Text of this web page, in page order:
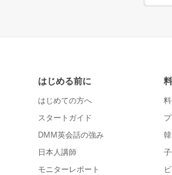
はじめる前に
はじめての方へ
スタートガイド
DMM英会話の強み
日本人講師
モニターレポート